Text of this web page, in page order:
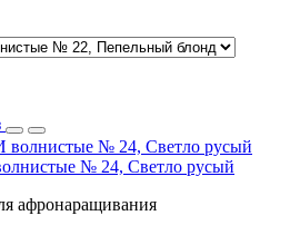
№ 24, Светло русый
афронаращивания